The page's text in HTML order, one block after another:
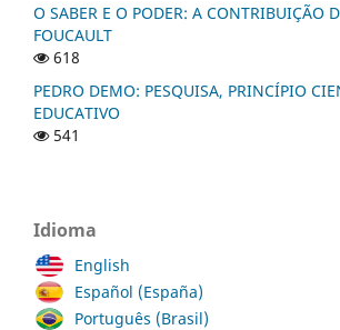
O SABER E O PODER: A CONTRIBUIÇÃO
FOUCAULT
618
PEDRO DEMO: PESQUISA, PRINCÍPIO
EDUCATIVO
541
Idioma
English
Español (España)
Português (Brasil)